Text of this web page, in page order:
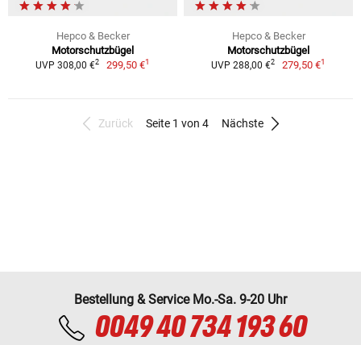
Hepco & Becker
Motorschutzbügel
UVP 308,00 €2 299,50 €1
Hepco & Becker
Motorschutzbügel
UVP 288,00 €2 279,50 €1
Zurück Seite 1 von 4 Nächste
Bestellung & Service Mo.-Sa. 9-20 Uhr
0049 40 734 193 60